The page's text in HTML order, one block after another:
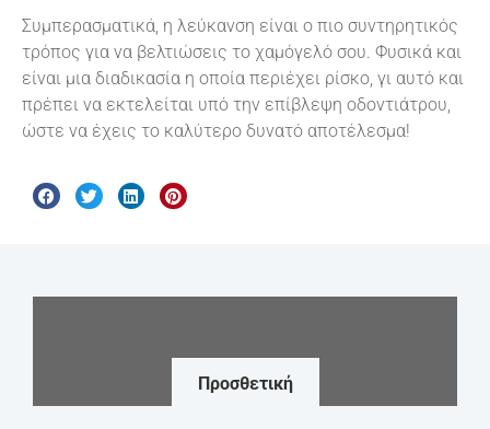
Συμπερασματικά, η λεύκανση είναι ο πιο συντηρητικός
τρόπος για να βελτιώσεις το χαμόγελό σου. Φυσικά και
είναι μια διαδικασία η οποία περιέχει ρίσκο, γι αυτό και
πρέπει να εκτελείται υπό την επίβλεψη οδοντιάτρου,
ώστε να έχεις το καλύτερο δυνατό αποτέλεσμα!
Προσθετική